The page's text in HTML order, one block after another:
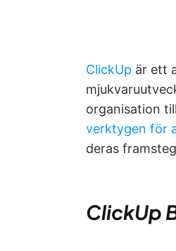
ClickUp är ett
organisation
verktygen för
deras
ClickUp